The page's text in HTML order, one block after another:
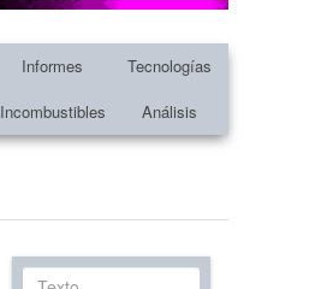
Informes
Tecnologías
Incombustibles Análisis
Texto